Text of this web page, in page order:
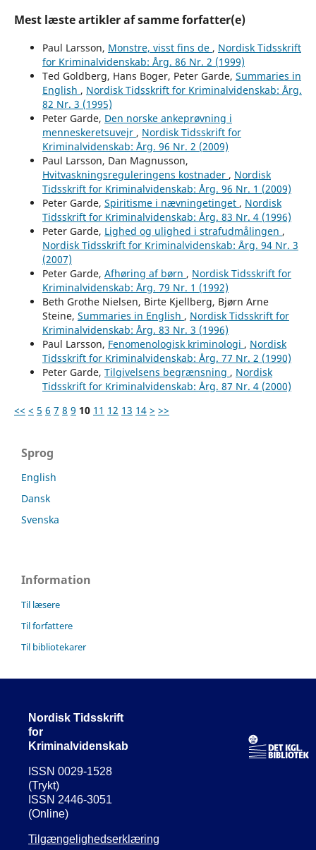
Mest læste artikler af samme forfatter(e)
Paul Larsson, Monstre, visst fins de , Nordisk Tidsskrift
for Kriminalvidenskab: Årg. 86 Nr. 2 (1999)
Ted Goldberg, Hans Boger, Peter Garde, Summaries in
English , Nordisk Tidsskrift for Kriminalvidenskab: Årg.
82 Nr. 3 (1995)
Peter Garde, Den norske ankeprøvning i
menneskeretsuvejr , Nordisk Tidsskrift for
Kriminalvidenskab: Årg. 96 Nr. 2 (2009)
Paul Larsson, Dan Magnusson,
Hvitvaskningsreguleringens kostnader , Nordisk
Tidsskrift for Kriminalvidenskab: Årg. 96 Nr. 1 (2009)
Peter Garde, Spiritisme i nævningetinget , Nordisk
Tidsskrift for Kriminalvidenskab: Årg. 83 Nr. 4 (1996)
Peter Garde, Lighed og ulighed i strafudmålingen ,
Nordisk Tidsskrift for Kriminalvidenskab: Årg. 94 Nr. 3
(2007)
Peter Garde, Afhøring af børn , Nordisk Tidsskrift for
Kriminalvidenskab: Årg. 79 Nr. 1 (1992)
Beth Grothe Nielsen, Birte Kjellberg, Bjørn Arne
Steine, Summaries in English , Nordisk Tidsskrift for
Kriminalvidenskab: Årg. 83 Nr. 3 (1996)
Paul Larsson, Fenomenologisk kriminologi , Nordisk
Tidsskrift for Kriminalvidenskab: Årg. 77 Nr. 2 (1990)
Peter Garde, Tilgivelsens begrænsning , Nordisk
Tidsskrift for Kriminalvidenskab: Årg. 87 Nr. 4 (2000)
<< < 5 6 7 8 9 10 11 12 13 14 > >>
Sprog
English
Dansk
Svenska
Information
Til læsere
Til forfattere
Til bibliotekarer
Nordisk Tidsskrift
for
Kriminalvidenskab
ISSN 0029-1528
(Trykt)
ISSN 2446-3051
(Online)
Tilgængelighedserklæring